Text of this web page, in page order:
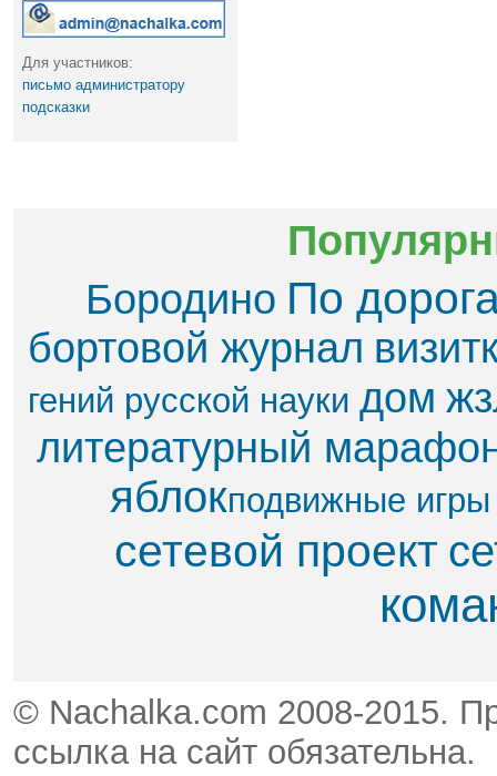
Для участников:
письмо администратору
подсказки
Бородино По
бортовой журнал
гений русской науки дом
литературный
яблок​подвижные игры
сетевой проект
© Nachalka.com 2008-2015.
ссылка на сайт обязательна.